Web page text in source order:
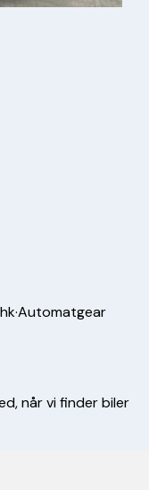
·Automatgear
når vi finder biler